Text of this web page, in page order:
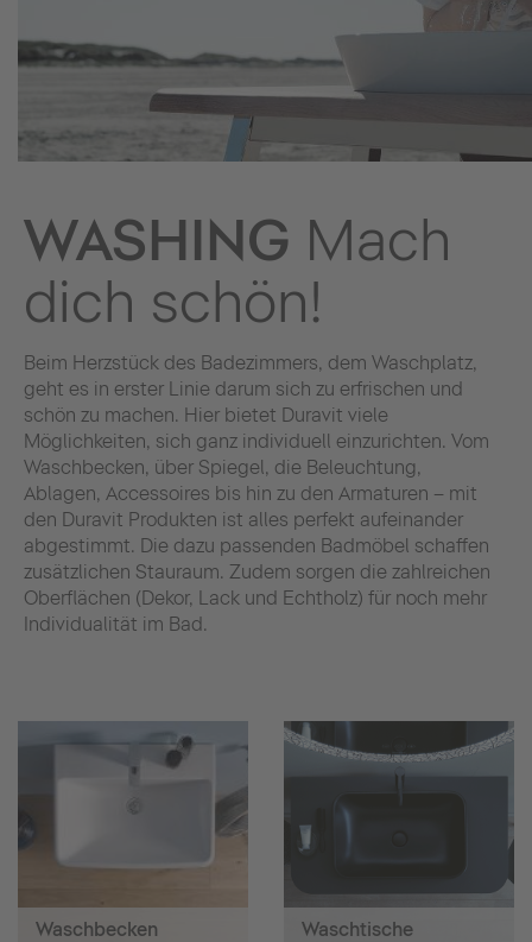
WASHING Mach
dich schön!
Beim Herzstück des Badezimmers, dem Waschplatz,
geht es in erster Linie darum sich zu erfrischen und
schön zu machen. Hier bietet Duravit viele
Möglichkeiten, sich ganz individuell einzurichten. Vom
Waschbecken, über Spiegel, die Beleuchtung,
Ablagen, Accessoires bis hin zu den Armaturen – mit
den Duravit Produkten ist alles perfekt aufeinander
abgestimmt. Die dazu passenden Badmöbel schaffen
zusätzlichen Stauraum. Zudem sorgen die zahlreichen
Oberflächen (Dekor, Lack und Echtholz) für noch mehr
Individualität im Bad.
Waschbecken Waschtische